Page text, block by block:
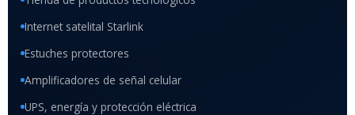
Internet satelital Starlink
Estuches protectores
Amplificadores de señal celular
UPS, energía y protección eléctrica